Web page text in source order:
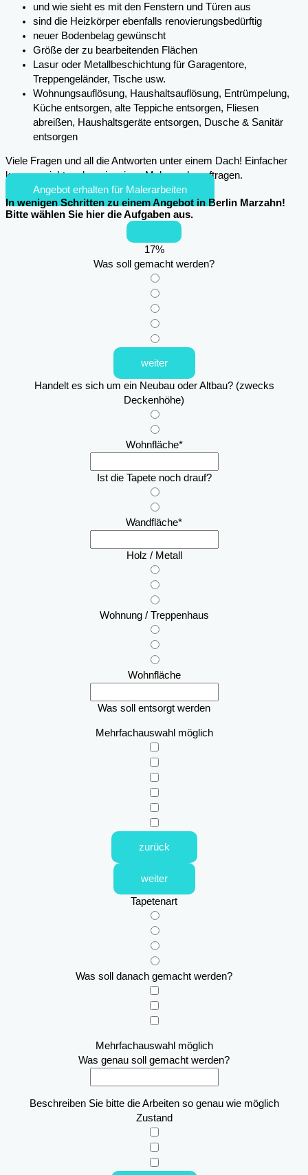
und wie sieht es mit den Fenstern und Türen aus
sind die Heizkörper ebenfalls renovierungsbedürftig
neuer Bodenbelag gewünscht
Größe der zu bearbeitenden Flächen
Lasur oder Metallbeschichtung für Garagentore,
Treppengeländer, Tische usw.
Wohnungsauflösung, Haushaltsauflösung, Entrümpelung,
Küche entsorgen, alte Teppiche entsorgen, Fliesen
abreißen, Haushaltsgeräte entsorgen, Dusche & Sanitär
entsorgen
Viele Fragen und all die Antworten unter einem Dach! Einfacher
kann es nicht mehr sein, einen Maler zu beauftragen.
Angebot erhalten für Malerarbeiten
In wenigen Schritten zu einem Angebot in Berlin Marzahn!
Bitte wählen Sie hier die Aufgaben aus.
17%
Was soll gemacht werden?
weiter
Handelt es sich um ein Neubau oder Altbau? (zwecks
Deckenhöhe)
Wohnfläche*
Ist die Tapete noch drauf?
Wandfläche*
Holz / Metall
Wohnung / Treppenhaus
Wohnfläche
Was soll entsorgt werden
Mehrfachauswahl möglich
zurück
weiter
Tapetenart
Was soll danach gemacht werden?
Mehrfachauswahl möglich
Was genau soll gemacht werden?
Beschreiben Sie bitte die Arbeiten so genau wie möglich
Zustand